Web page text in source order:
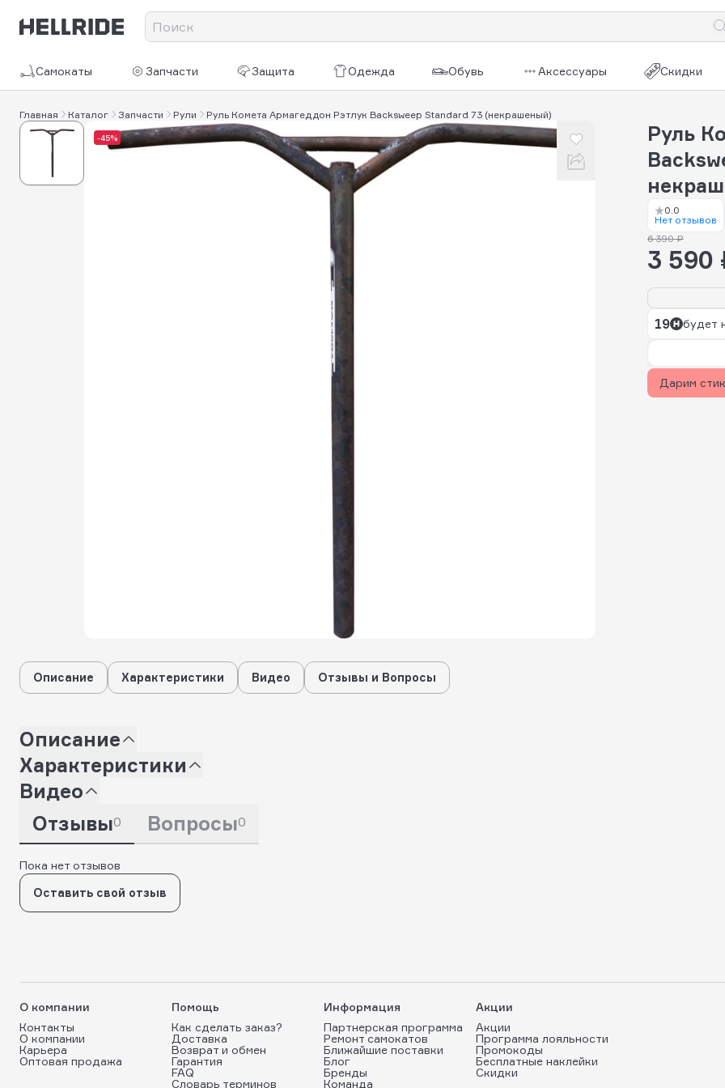
Самокаты Запчасти Защита Одежда Обувь Аксессуары Скидки
Главная Каталог Запчасти Рули Руль Комета Армагеддон Рэтлук Backsweep Standard 73 (некрашеный)
-45%
Руль
0.0
Нет отзывов
6 390 ₽
3 590
19 будет
Дарим
Описание Характеристики Видео Отзывы и Вопросы
Описание
Характеристики
Видео
Отзывы0 Вопросы0
Пока нет отзывов
Оставить свой отзыв
О компании
Контакты
О компании
Карьера
Оптовая продажа
Помощь
Как сделать заказ?
Доставка
Возврат и обмен
Гарантия
FAQ
Словарь терминов
Информация
Партнерская программа
Ремонт самокатов
Ближайшие поставки
Блог
Бренды
Команда
Акции
Акции
Программа лояльности
Промокоды
Бесплатные наклейки
Скидки